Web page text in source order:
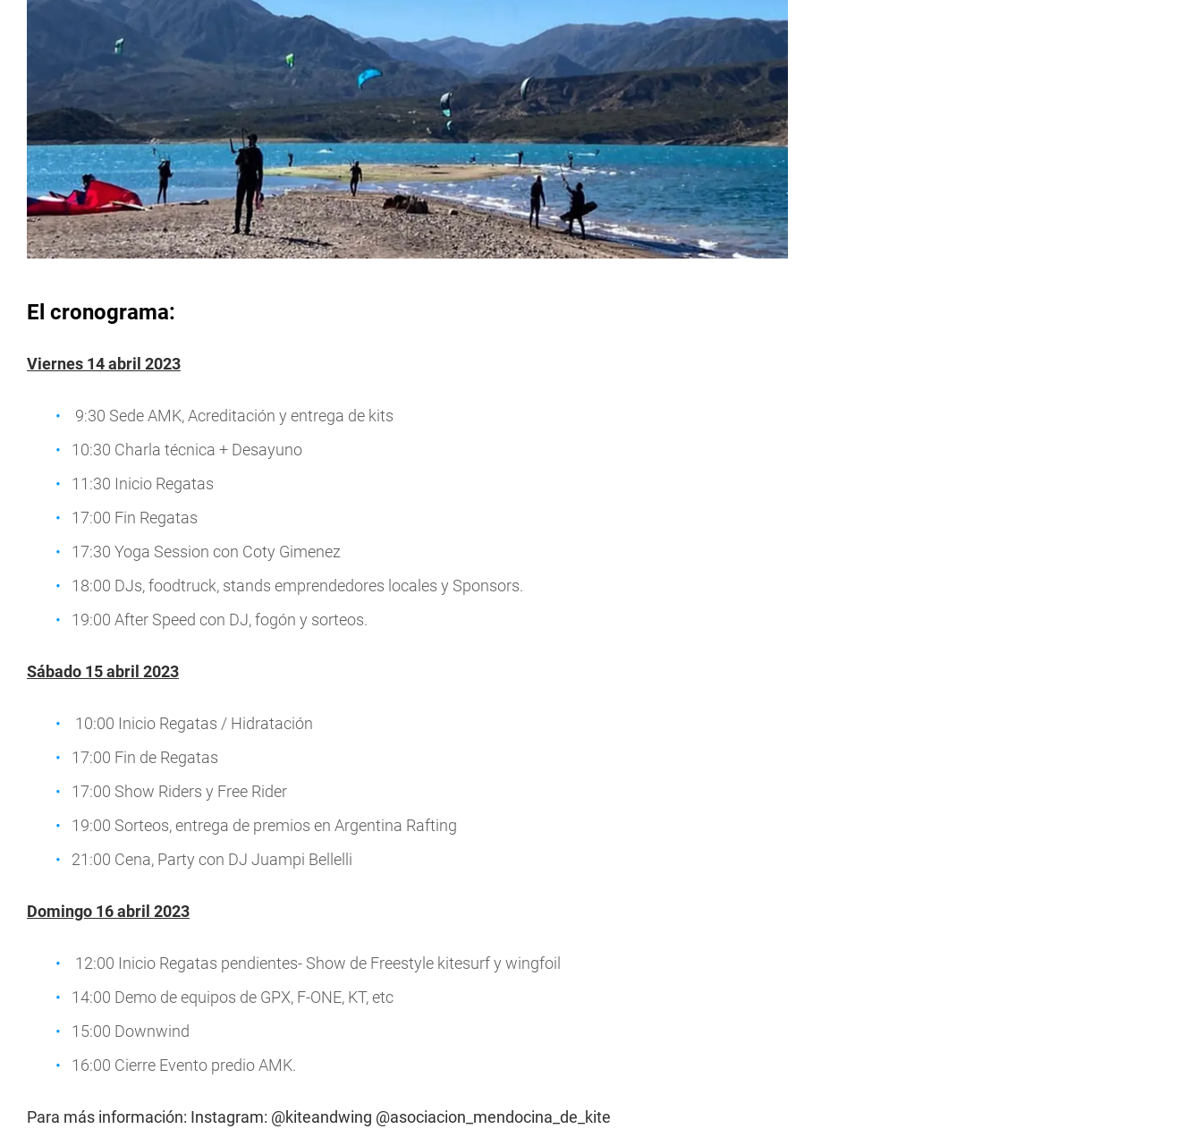
El cronograma:
Viernes 14 abril 2023
9:30 Sede AMK, Acreditación y entrega de kits
10:30 Charla técnica + Desayuno
11:30 Inicio Regatas
17:00 Fin Regatas
17:30 Yoga Session con Coty Gimenez
18:00 DJs, foodtruck, stands emprendedores locales y Sponsors.
19:00 After Speed con DJ, fogón y sorteos.
Sábado 15 abril 2023
10:00 Inicio Regatas / Hidratación
17:00 Fin de Regatas
17:00 Show Riders y Free Rider
19:00 Sorteos, entrega de premios en Argentina Rafting
21:00 Cena, Party con DJ Juampi Bellelli
Domingo 16 abril 2023
12:00 Inicio Regatas pendientes- Show de Freestyle kitesurf y wingfoil
14:00 Demo de equipos de GPX, F-ONE, KT, etc
15:00 Downwind
16:00 Cierre Evento predio AMK.
Para más información: Instagram: @kiteandwing @asociacion_mendocina_de_kite